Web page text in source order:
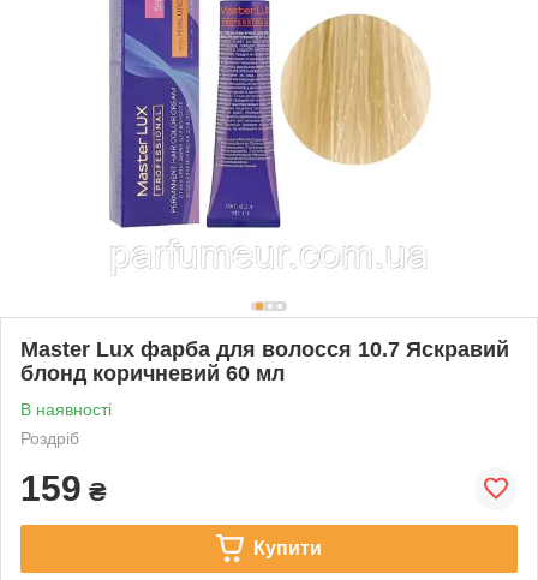
Master Lux фарба для волосся 10.7 Яскравий
блонд коричневий 60 мл
В наявності
Роздріб
159 ₴
Купити